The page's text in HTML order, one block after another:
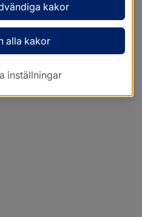
kakor
alla kakor
inställningar